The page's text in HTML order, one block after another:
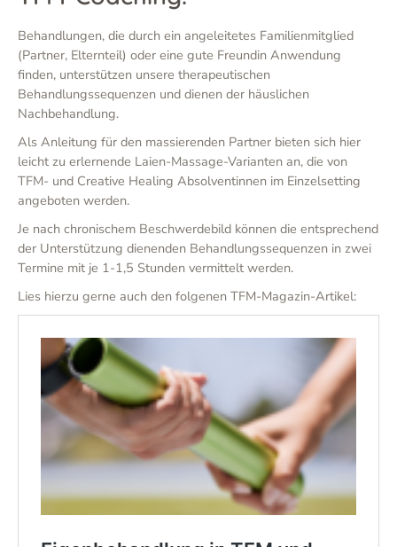
Behandlungen, die durch ein angeleitetes Familienmitglied
(Partner, Elternteil) oder eine gute Freundin Anwendung
finden, unterstützen unsere therapeutischen
Behandlungssequenzen und dienen der häuslichen
Nachbehandlung.
Als Anleitung für den massierenden Partner bieten sich hier
leicht zu erlernende Laien-Massage-Varianten an, die von
TFM- und Creative Healing Absolventinnen im Einzelsetting
angeboten werden.
Je nach chronischem Beschwerdebild können die entsprechend
der Unterstützung dienenden Behandlungssequenzen in zwei
Termine mit je 1-1,5 Stunden vermittelt werden.
Lies hierzu gerne auch den folgenen TFM-Magazin-Artikel: